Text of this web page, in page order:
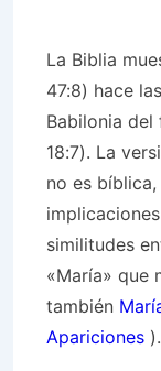
La Biblia
47:8) hace
Babilonia
18:7). La
no es
similitudes
«María» que
también
Apariciones ).